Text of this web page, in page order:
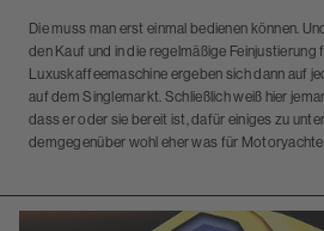
Die muss man erst einmal bedienen können.
den Kauf und in die regelmäßige Feinjustierung
Luxuskaffeemaschine ergeben sich dann auf
auf dem Singlemarkt. Schließlich weiß hier
dass er oder sie bereit ist, dafür einiges zu
demgegenüber wohl eher was für